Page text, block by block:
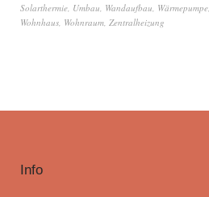
Solarthermie Umbau Wandaufbau Wärmepumpe
Wohnhaus Wohnraum Zentralheizung
Info